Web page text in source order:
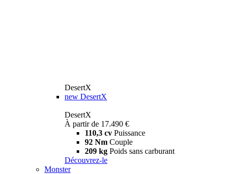
DesertX
new DesertX
DesertX
À partir de 17.490 €
110,3 cv Puissance
92 Nm Couple
209 kg Poids sans carburant
Découvrez-le
Monster